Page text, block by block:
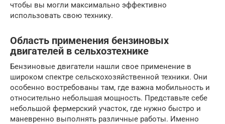
чтобы вы могли максимально эффективно
использовать свою технику.
Область применения бензиновых
двигателей в сельхозтехнике
Бензиновые двигатели нашли свое применение в
широком спектре сельскохозяйственной техники. Они
особенно востребованы там, где важна мобильность и
относительно небольшая мощность. Представьте себе
небольшой фермерский участок, где нужно быстро и
маневренно выполнять различные работы. Именно